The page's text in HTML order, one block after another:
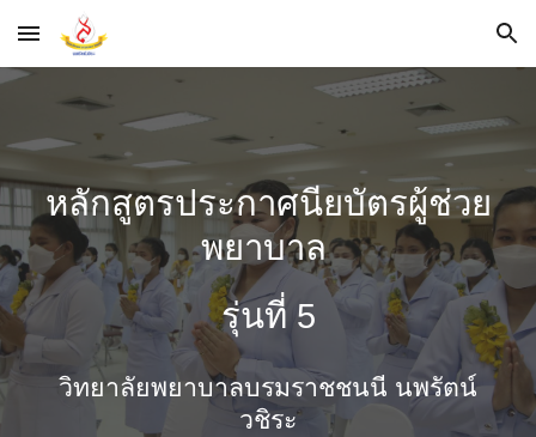
Skip to main content Skip to navigation
หลักสูตรประกาศนียบัตรผู้ช่วย
พยาบาล
รุ่นที่ 5
วิทยาลัยพยาบาลบรมราชชนนี นพรัตน์
วชิระ